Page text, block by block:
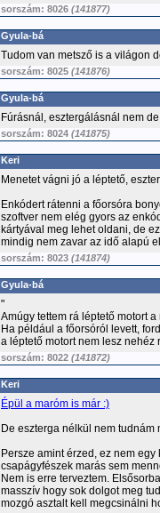
sorszám: 8026 (141877)
Gyula-bá
Tudom van metsző is a világon
sorszám: 8025 (141876)
Gyula-bá
Fúrásnál, esztergálásnál nem
sorszám: 8024 (141875)
Keri
Menetet vágni jó a léptető,
Enkódert rátenni a főorsóra
szoftver nem elég gyors az
kártyával meg lehet oldani, de
mindig nem zavar az idő alapú
sorszám: 8023 (141874)
Gyula-bá
"
Amúgy tettem rá léptető motort
Ha például a főorsóról levett,
a léptető motort nem lesz
sorszám: 8022 (141872)
Keri
Épül a maróm is már :)
De eszterga nélkül nem tudnám
Persze amint érzed, ez nem
csapágyfészek marás sem
Nem is erre terveztem.
masszív hogy sok dolgot meg
mozgó asztalt kell megcsinálni